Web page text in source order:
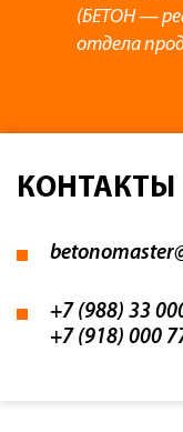
(БЕТОН —
отдела
КОНТАКТЫ
+7 (988) 33
+7 (918) 000